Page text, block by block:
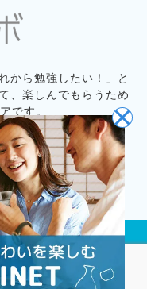
から勉強したい！」と
、楽しんでもらうため
です。
ンツ制作ポリシー
スリリース募集
Reserved.